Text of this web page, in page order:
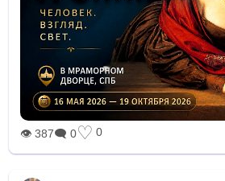
👁 387🗨 0♡ 0